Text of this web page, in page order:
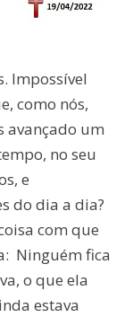
Impossível
como nós,
avançado um
no seu
e
do dia a dia?
com que
Ninguém fica
o que ela
estava